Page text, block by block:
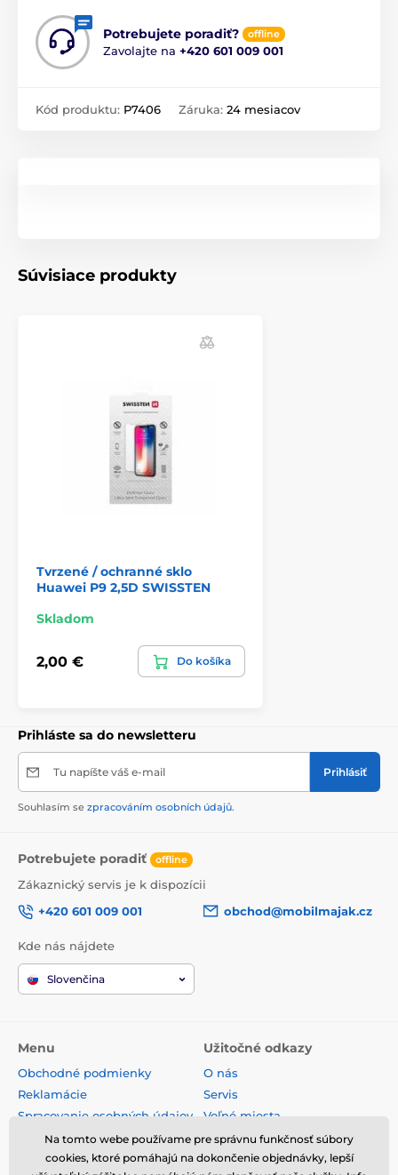
Potrebujete poradiť? offline
Zavolajte na +420 601 009 001
Kód produktu: P7406 Záruka: 24 mesiacov
Súvisiace produkty
Tvrzené / ochranné sklo
Huawei P9 2,5D SWISSTEN
Skladom
2,00 € Do košíka
Prihláste sa do newsletteru
Tu napíšte váš e-mail Prihlásiť
Souhlasím se zpracováním osobních údajů.
Potrebujete poradiť offline
Zákaznický servis je k dispozícii
+420 601 009 001
obchod@mobilmajak.cz
Kde nás nájdete
Slovenčina
Menu
Obchodné podmienky
Reklamácie
Spracovanie osobných údajov
Doprava a platba
Odstúpenie od zmluvy
Užitočné odkazy
O nás
Servis
Voľné miesta
Kontakt
Na tomto webe používame pre správnu funkčnosť súbory
cookies, ktoré pomáhajú na dokončenie objednávky, lepší